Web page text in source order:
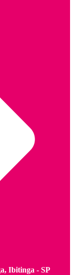
Ibitinga - SP